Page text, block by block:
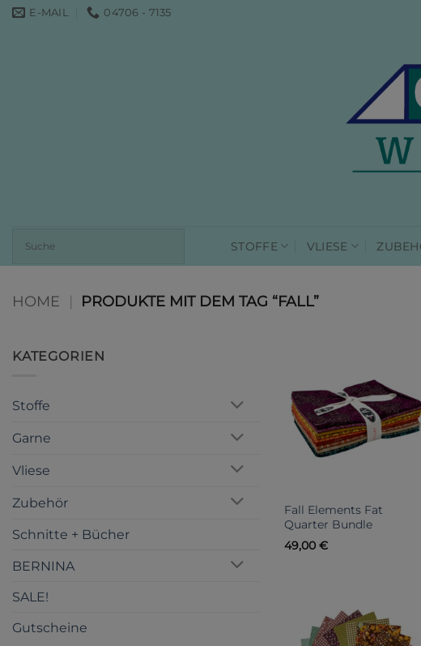
Zum E-MAIL 04706 - 7135
STOFFE VLIESE
HOME | PRODUKTE MIT DEM TAG “FALL”
KATEGORIEN
Stoffe
Garne
Vliese
Zubehör
Schnitte + Bücher
BERNINA
SALE!
Gutscheine
Fall Elements Fat
Quarter Bundle
49,00 €